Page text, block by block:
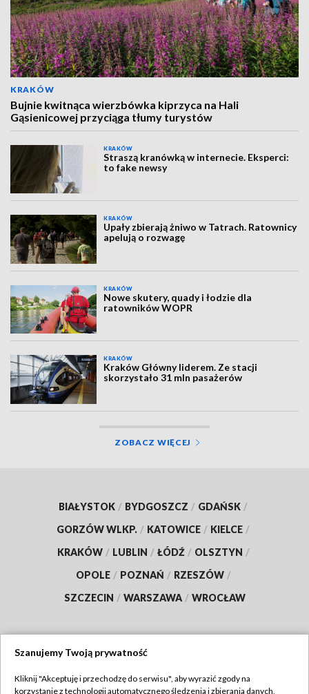
KRAKÓW
Bujnie kwitnąca wierzbówka kiprzyca na Hali
Gąsienicowej przyciąga tłumy turystów
KRAKÓW
Straszą kranówką w internecie. Eksperci:
to fake newsy
KRAKÓW
Upały zbierają żniwo w Tatrach. Ratownicy
apelują o rozwagę
KRAKÓW
Nowe skutery, quady i łodzie dla
ratowników WOPR
KRAKÓW
Kraków Główny liderem. Ze stacji
skorzystało 31 mln pasażerów
ZOBACZ WIĘCEJ
BIAŁYSTOK / BYDGOSZCZ / GDAŃSK /
GORZÓW WLKP. / KATOWICE / KIELCE /
KRAKÓW / LUBLIN / ŁÓDŹ / OLSZTYN /
OPOLE / POZNAŃ / RZESZÓW /
SZCZECIN / WARSZAWA / WROCŁAW
Szanujemy Twoją prywatność
Kliknij "Akceptuję i przechodzę do serwisu", aby wyrazić zgody na
korzystanie z technologii automatycznego śledzenia i zbierania danych,